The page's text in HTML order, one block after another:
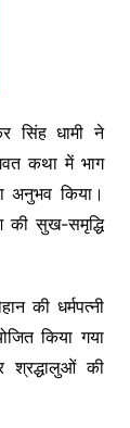
सिंह धामी ने
कथा में भाग
अनुभव किया।
की सुख-समृद्धि
की धर्मपत्नी
किया गया
श्रद्धालुओं की